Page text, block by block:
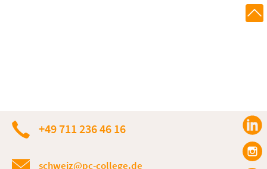
+49 711 236 46 16
schweiz@pc-college.de